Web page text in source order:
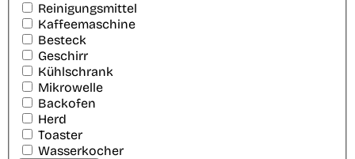
Reinigungsmittel
Kaffeemaschine
Besteck
Geschirr
Kühlschrank
Mikrowelle
Backofen
Herd
Toaster
Wasserkocher